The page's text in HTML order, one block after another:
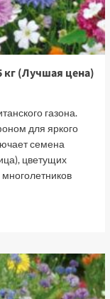
кг (Лучшая цена)
газона.
для яркого
семена
цветущих